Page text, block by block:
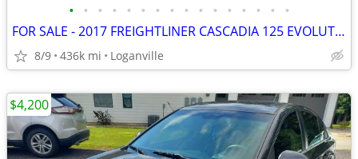
• • • • • • • • • • • • • • • •
FOR SALE - 2017 FREIGHTLINER CASCADIA 125 EVOLUTION
8/9 436k mi Loganville
$4,200